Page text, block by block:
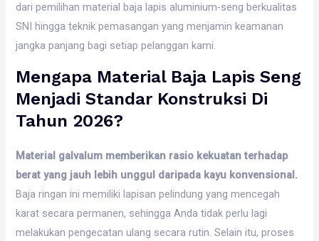
dari pemilihan material baja lapis aluminium-seng berkualitas
SNI hingga teknik pemasangan yang menjamin keamanan
jangka panjang bagi setiap pelanggan kami.
Mengapa Material Baja Lapis Seng
Menjadi Standar Konstruksi Di
Tahun 2026?
Material galvalum memberikan rasio kekuatan terhadap
berat yang jauh lebih unggul daripada kayu konvensional.
Baja ringan ini memiliki lapisan pelindung yang mencegah
karat secara permanen, sehingga Anda tidak perlu lagi
melakukan pengecatan ulang secara rutin. Selain itu, proses